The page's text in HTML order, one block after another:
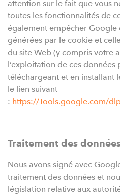
attention sur le fait que vous
toutes les fonctionnalités de
également empêcher Google
générées par le cookie et
du site Web (y compris votre
l’exploitation de ces données
téléchargeant et en installant
le lien suivant
: https://Tools.google.com/
Traitement des
Nous avons signé avec
traitement des données et
législation relative aux